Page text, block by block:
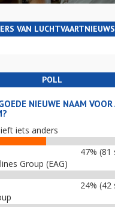
VAN
POLL
NIEUWE NAAM VOOR
iets anders
47%
Group (EAG)
24%